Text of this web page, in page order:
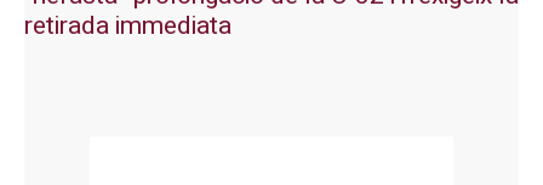
retirada immediata